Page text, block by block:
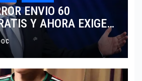
ENVIO 60
Y AHORA EXIGE